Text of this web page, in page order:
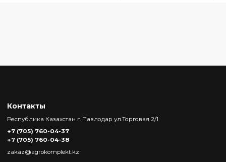
Контакты
Республика Казахстан г. Павлодар ул.Торговая 2/1
+7 (705) 760-04-37
+7 (705) 760-04-38
zakaz@agrokomplekt.kz